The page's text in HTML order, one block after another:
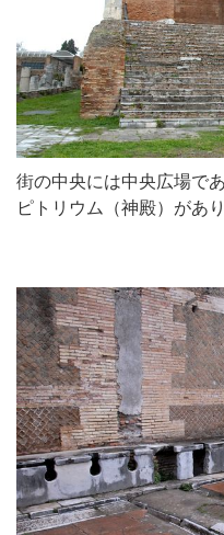
街の中央には中央広場で
ピトリウム（神殿）があり